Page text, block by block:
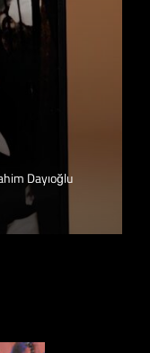
Dayıoğlu